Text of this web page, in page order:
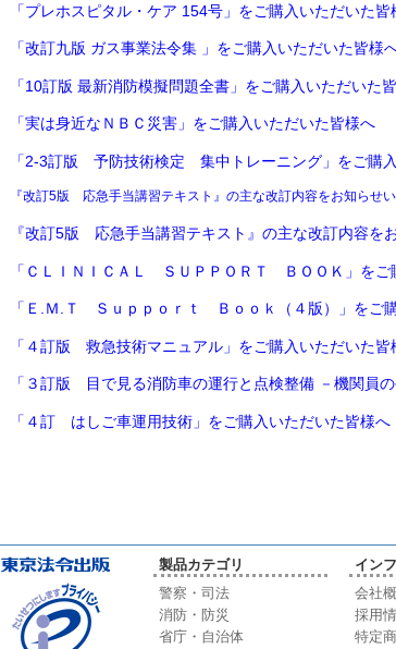
「プレホスピタル・ケア 154号」をご購入いただいた皆
「改訂九版 ガス事業法令集 」をご購入いただいた皆様
「10訂版 最新消防模擬問題全書」をご購入いただいた
「実は身近なＮＢＣ災害」をご購入いただいた皆様へ
「2-3訂版 予防技術検定 集中トレーニング」をご購
『改訂5版 応急手当講習テキスト』の主な改訂内容をお知らせい
『改訂5版 応急手当講習テキスト』の主な改訂内容を
「ＣＬＩＮＩＣＡＬ ＳＵＰＰＯＲＴ ＢＯＯＫ」をご
「Ｅ.Ｍ.Ｔ Ｓｕｐｐｏｒｔ Ｂｏｏｋ（４版）」をご
「４訂版 救急技術マニュアル」をご購入いただいた皆
「３訂版 目で見る消防車の運行と点検整備 －機関員
「４訂 はしご車運用技術」をご購入いただいた皆様へ
製品カテゴリ
警察・司法
消防・防災
省庁・自治体
イン
会社
採用
特定